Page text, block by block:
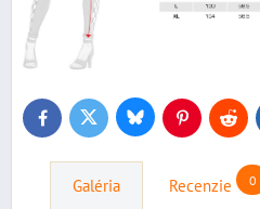
FacebookTwitter BlueskyPinterestReddit
Galéria Recenzie 0